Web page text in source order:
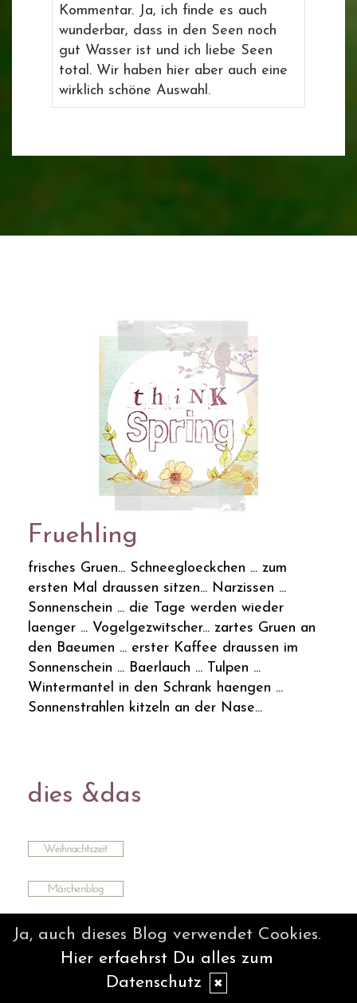
Kommentar. Ja, ich finde es auch
wunderbar, dass in den Seen noch
gut Wasser ist und ich liebe Seen
total. Wir haben hier aber auch eine
wirklich schöne Auswahl.
Fruehling
frisches Gruen... Schneegloeckchen ... zum
ersten Mal draussen sitzen... Narzissen ...
Sonnenschein ... die Tage werden wieder
laenger ... Vogelgezwitscher... zartes Gruen an
den Baeumen ... erster Kaffee draussen im
Sonnenschein ... Baerlauch ... Tulpen ...
Wintermantel in den Schrank haengen ...
Sonnenstrahlen kitzeln an der Nase...
dies &das
Ja, auch dieses Blog verwendet Cookies.
Hier erfaehrst Du alles zum
Datenschutz
✖